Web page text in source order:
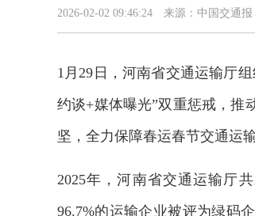
2026-02-02 09:46:24 来源：中国交通报
1月29日，河南省交通运输厅
约谈+媒体曝光”双重惩戒，推
坚，全力保障春运春节交通运
2025年，河南省交通运输厅
96.7%的运输企业被评为绿码